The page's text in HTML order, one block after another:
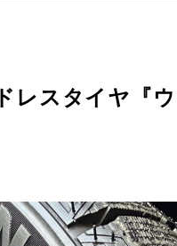
レスタイヤ『